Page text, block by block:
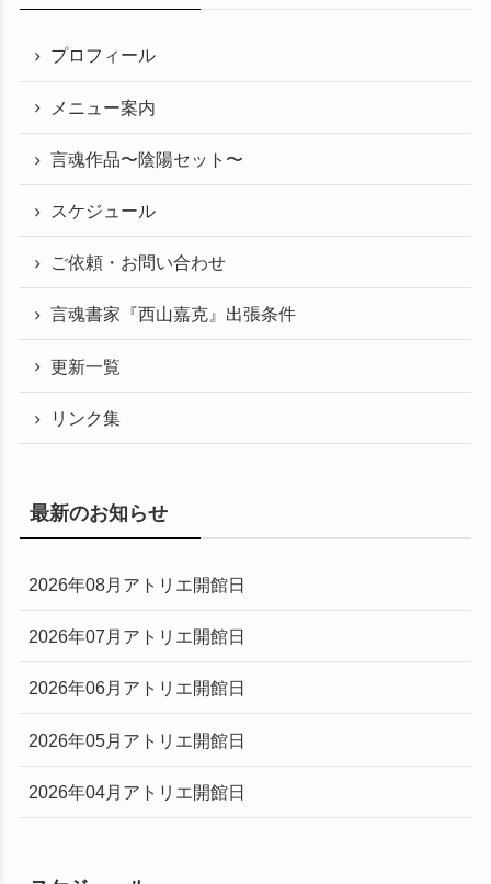
プロフィール
メニュー案内
言魂作品〜陰陽セット〜
スケジュール
ご依頼・お問い合わせ
言魂書家『西山嘉克』出張条件
更新一覧
リンク集
最新のお知らせ
2026年08月アトリエ開館日
2026年07月アトリエ開館日
2026年06月アトリエ開館日
2026年05月アトリエ開館日
2026年04月アトリエ開館日